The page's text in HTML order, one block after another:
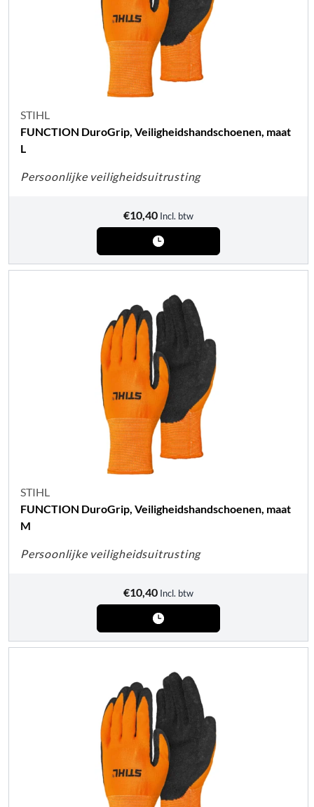
STIHL
FUNCTION DuroGrip, Veiligheidshandschoenen, maat
L
Persoonlijke veiligheidsuitrusting
€10,40 Incl. btw
STIHL
FUNCTION DuroGrip, Veiligheidshandschoenen, maat
M
Persoonlijke veiligheidsuitrusting
€10,40 Incl. btw